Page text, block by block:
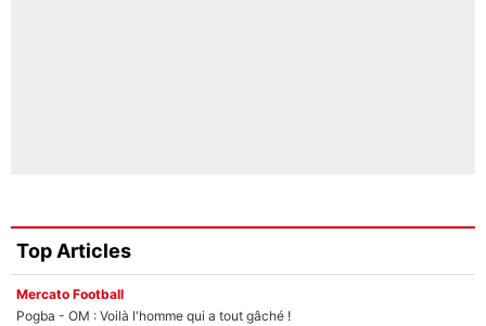
Top Articles
Mercato Football
Pogba - OM : Voilà l'homme qui a tout gâché !